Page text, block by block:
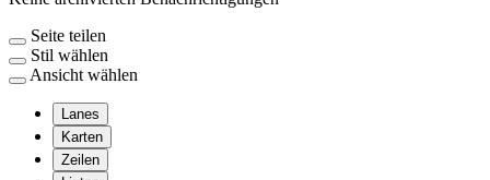
Seite teilen
Stil wählen
Ansicht wählen
Lanes
Karten
Zeilen